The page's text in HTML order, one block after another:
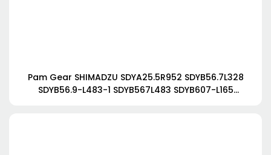
Pam Gear SHIMADZU SDYA25.5R952 SDYB56.7L328
SDYB56.9-L483-1 SDYB567L483 SDYB607-L165